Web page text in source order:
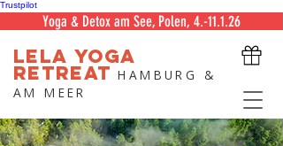
Trustpilot
LELA YOGA
RETREATHAMBURG &
AM MEER
Yoga & Detox am See, Polen, 4.-11.1.26